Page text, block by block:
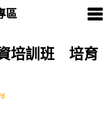
區
培訓班 培育